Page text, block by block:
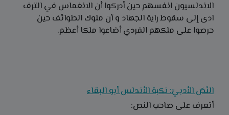
الاندلسيون انفسهم حين أدركوا أن الانغماس في الترف
ادى إلى سقوط راية الجهاد و آن ملوك الطوائف حين
حرصوا على ملكهم الفردي أضاعوا ملكا أعظم.
النّصّ الأدبيّ: نكبة الأندلس أبو البقاء
أتعرف على صاحب النص: